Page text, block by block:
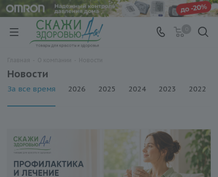
Новости
За все время 2026 2025 2024 2023 2022